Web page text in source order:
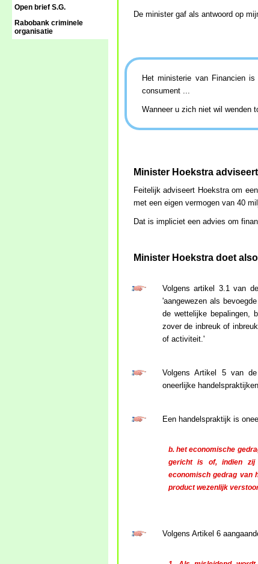
De minister gaf als antwoord op
Het ministerie van Financien
consument ...
Wanneer u zich niet wil wenden
Minister Hoekstra
Feitelijk adviseert Hoekstra om
met een eigen vermogen van 40
Dat is impliciet een advies om
Minister Hoekstra doet
Volgens artikel 3.1 van
'aangewezen als
de wettelijke bepalingen,
zover de inbreuk of
of activiteit.'
Volgens Artikel 5 van
oneerlijke
Een handelspraktijk is
b. het economische
gericht is of, indien zij
economisch gedrag van
product wezenlijk
Volgens Artikel 6
Open brief S.G.
Rabobank criminele
organisatie